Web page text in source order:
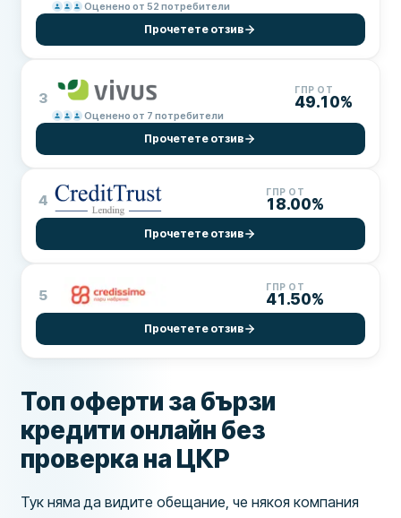
Оценено от 52 потребители
Прочетете отзив
3
Оценено от 7 потребители
ГПР ОТ
49.10%
Прочетете отзив
4 ГПР ОТ
18.00%
Прочетете отзив
5 ГПР ОТ
41.50%
Прочетете отзив
Топ оферти за бързи
кредити онлайн без
проверка на ЦКР
Тук няма да видите обещание, че някоя компания